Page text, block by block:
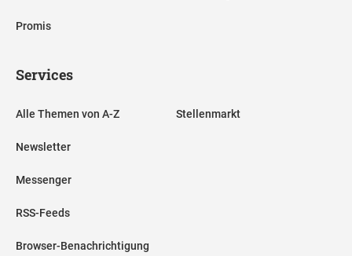
Promis
Services
Alle Themen von A-Z
Newsletter
Messenger
RSS-Feeds
Browser-Benachrichtigung
Stellenmarkt